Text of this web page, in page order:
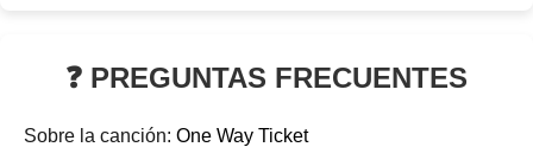
❓ PREGUNTAS FRECUENTES
Sobre la canción: One Way Ticket